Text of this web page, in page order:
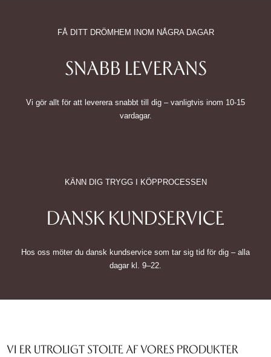
FÅ DITT DRÖMHEM INOM NÅGRA DAGAR
SNABB LEVERANS
Vi gör allt för att leverera snabbt till dig – vanligtvis inom 10-15
vardagar.
KÄNN DIG TRYGG I KÖPPROCESSEN
DANSK KUNDSERVICE
Hos oss möter du dansk kundservice som tar sig tid för dig – alla
dagar kl. 9–22.
VI ER UTROLIGT STOLTE AF VORES PRODUKTER